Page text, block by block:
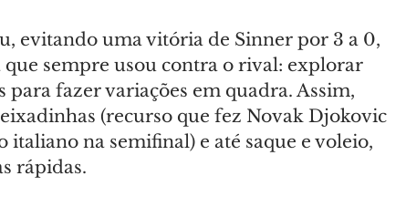
evitando uma vitória de Sinner por 3 a 0,
sempre usou contra o rival: explorar
para fazer variações em quadra. Assim,
(recurso que fez Novak Djokovic
italiano na semifinal) e até saque e voleio,
rápidas.